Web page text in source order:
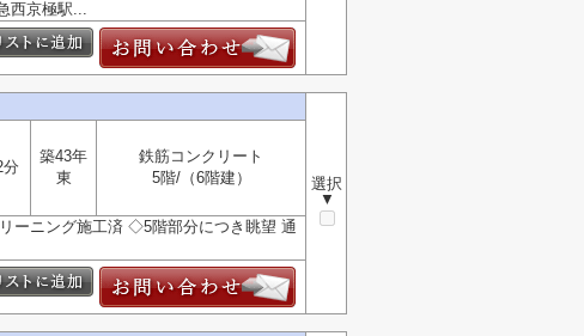
西京極駅...
選択
▼
分
築43年
東
鉄筋コンクリート
5階/（6階建）
ーニング施工済 ◇5階部分につき眺望 通